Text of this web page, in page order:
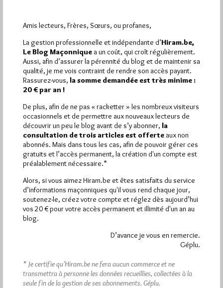
Hier samedi 8 août 2026, Hiram.be a reçu1 698 visites
et2 926 pagesont été lues (Source : Pirsch.io)
Plus d’informations
Abonnement aux Newsletters - RSS
Amis lecteurs, Frères, Sœurs, ou profanes,
La gestion professionnelle et indépendante d’Hiram.be,
Le Blog Maçonnique a un coût, qui croît régulièrement.
Aussi, afin d’assurer la pérennité du blog et de maintenir sa
qualité, je me vois contraint de rendre son accès payant.
Rassurez-vous, la somme demandée est très minime :
20 € par an !
De plus, afin de ne pas « racketter » les nombreux visiteurs
occasionnels et de permettre aux nouveaux lecteurs de
découvrir un peu le blog avant de s’y abonner, la
consultation de trois articles est offerte aux non
abonnés. Mais dans tous les cas, afin de pouvoir gérer ces
gratuits et l’accès permanent, la création d'un compte est
préalablement nécessaire.*
Alors, si vous aimez Hiram.be et êtes satisfaits du service
d’informations maçonniques qu'il vous rend chaque jour,
soutenez-le, créez votre compte et réglez dès aujourd’hui
vos 20 € pour votre accès permanent et illimité d'un an au
blog.
D’avance je vous en remercie.
Géplu.
* Je certifie qu’Hiram.be ne fera aucun commerce et ne
transmettra à personne les données recueillies, collectées à la
seule fin de la gestion de ses abonnements. Géplu.